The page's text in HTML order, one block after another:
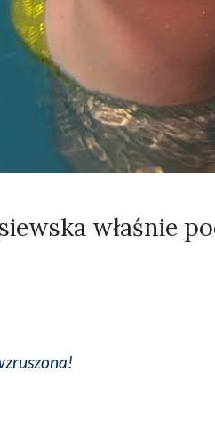
właśnie